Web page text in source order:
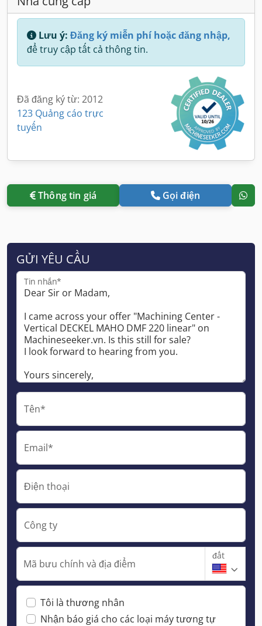
Lưu ý: Đăng ký miễn phí hoặc đăng nhập,
để truy cập tất cả thông tin.
Đã đăng ký từ: 2012
123 Quảng cáo trực
tuyến
Thông tin giá Gọi điện
GỬI YÊU CẦU
Tin nhắn*
Tên*
Email*
Điện thoại
Công ty
Mã bưu chính và địa điểm
đất
Tôi là thương nhân
Nhận báo giá cho các loại máy tương tự